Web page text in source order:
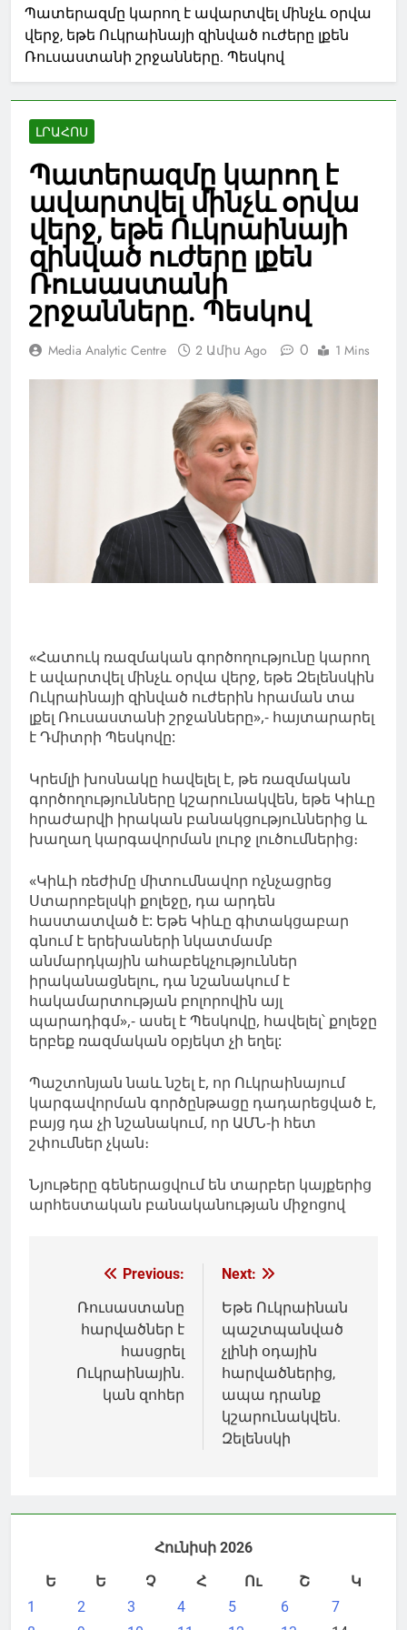
Պատերազմը կարող է ավարտվել մինչև օրվա
վերջ, եթե Ուկրաինայի զինված ուժերը լքեն
Ռուսաստանի շրջանները. Պեսկով
ԼՐԱՀՈՍ
Պատերազմը կարող է
ավարտվել մինչև օրվա
վերջ, եթե Ուկրաինայի
զինված ուժերը լքեն
Ռուսաստանի
շրջանները. Պեսկով
Media Analytic Centre 2 Ամիս Ago 0 1 Mins
«Հատուկ ռազմական գործողությունը կարող
է ավարտվել մինչև օրվա վերջ, եթե Զելենսկին
Ուկրաինայի զինված ուժերին հրաման տա
լքել Ռուսաստանի շրջանները»,- հայտարարել
է Դմիտրի Պեսկովը:
Կրեմլի խոսնակը հավելել է, թե ռազմական
գործողությունները կշարունակվեն, եթե Կիևը
հրաժարվի իրական բանակցություններից և
խաղաղ կարգավորման լուրջ լուծումներից։
«Կիևի ռեժիմը միտումնավոր ոչնչացրեց
Ստարոբելսկի քոլեջը, դա արդեն
հաստատված է: Եթե Կիևը գիտակցաբար
գնում է երեխաների նկատմամբ
անմարդկային ահաբեկչություններ
իրականացնելու, դա նշանակում է
հակամարտության բոլորովին այլ
պարադիգմ»,- ասել է Պեսկովը, հավելել՝ քոլեջը
երբեք ռազմական օբյեկտ չի եղել:
Պաշտոնյան նաև նշել է, որ Ուկրաինայում
կարգավորման գործընթացը դադարեցված է,
բայց դա չի նշանակում, որ ԱՄՆ-ի հետ
շփումներ չկան։
Նյութերը գեներացվում են տարբեր կայքերից
արհեստական բանականության միջոցով
Գրառումների
նավարկումը
Previous:
Ռուսաստանը
հարվածներ է
հասցրել
Ուկրաինային.
կան զոհեր
Next:
Եթե Ուկրաինան
պաշտպանված
չլինի օդային
հարվածներից,
ապա դրանք
կշարունակվեն.
Զելենսկի
Հունիսի 2026
Ե
Ե Չ Հ Ու Շ
Կ
1
2 3 4 5 6
7